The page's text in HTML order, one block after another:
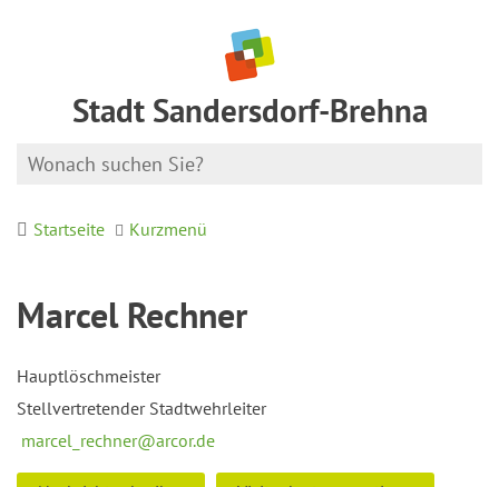
Stadt Sandersdorf-Brehna
Startseite Kurzmenü
Marcel Rechner
Hauptlöschmeister
Stellvertretender Stadtwehrleiter
marcel_rechner@arcor.de